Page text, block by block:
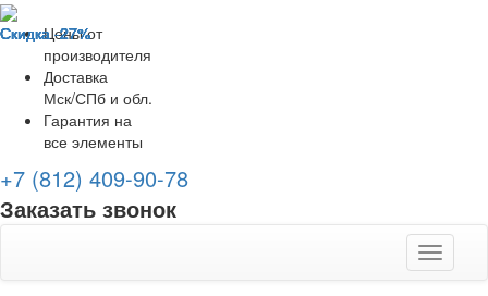
Цены от
производителя
Доставка
Мск/СПб и обл.
Гарантия на
все элементы
+7 (812) 409-90-78
Заказать звонок
Toggle
Скидка -27%
Скидка -27%
Скидка -27%
Скидка -27%
Скидка -27%
Скидка -27%
Скидка -27%
Скидка -27%